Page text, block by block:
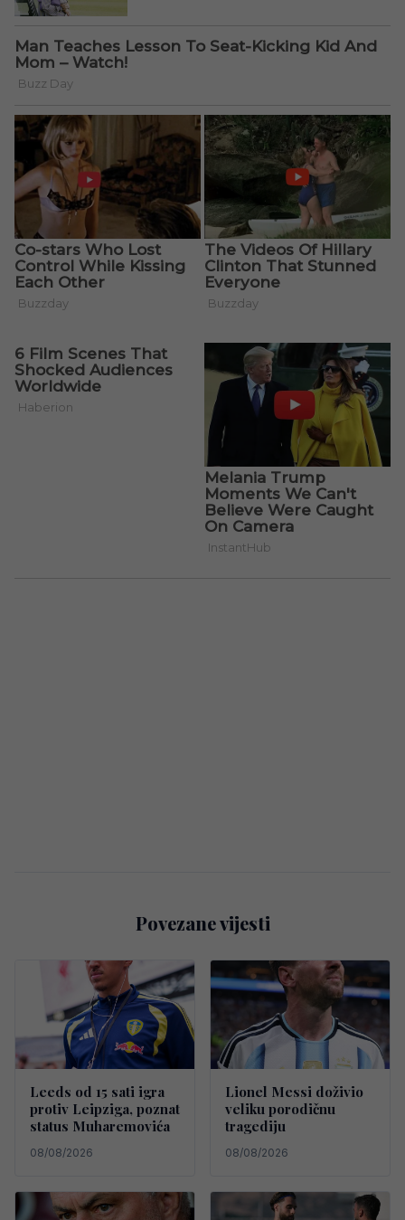
Povezane vijesti
Leeds od 15 sati igra
protiv Leipziga, poznat
status Muharemovića
08/08/2026
Lionel Messi doživio
veliku porodičnu
tragediju
08/08/2026